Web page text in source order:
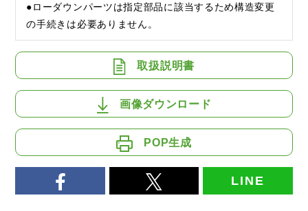
●ローダウンパーツは指定部品に該当するため構造変更
の手続きは必要ありません。
取扱説明書
画像ダウンロード
POP生成
LINE